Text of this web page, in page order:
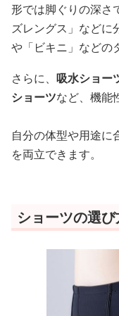
形では脚ぐりの深さ
ズレングス」などに
や「ビキニ」などの
さらに、 吸水ショー
ショーツなど、機能
自分の体型や用途に
を両立できます。
ショーツの選